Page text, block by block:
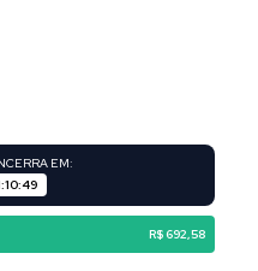
EM:
:10:48
R$ 692,58